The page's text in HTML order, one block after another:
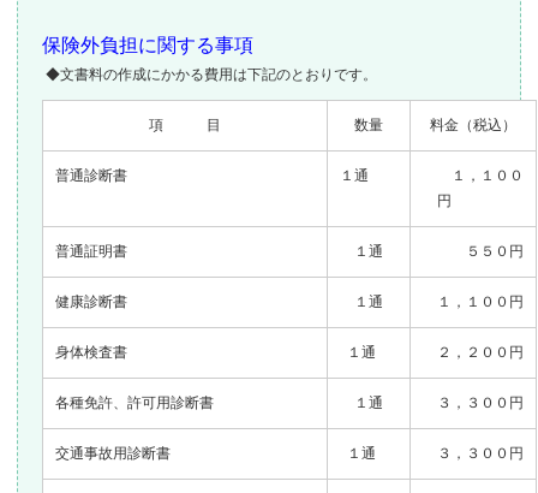
保険外負担に関する事項
◆文書料の作成にかかる費用は下記のとおりです。
項 目 数量 料金（税込）
普通診断書 １通
１，１００
円
普通証明書 １通 ５５０円
健康診断書 １通 １，１００円
身体検査書 １通 ２，２００円
各種免許、許可用診断書 １通 ３，３００円
交通事故用診断書 １通 ３，３００円